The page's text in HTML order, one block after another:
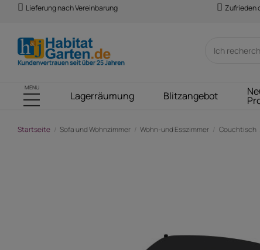
Lieferung nach Vereinbarung Zufrieden
MENU
Lagerräumung Blitzangebot
Startseite Sofa und Wohnzimmer Wohn-und Esszimmer Couchtisch